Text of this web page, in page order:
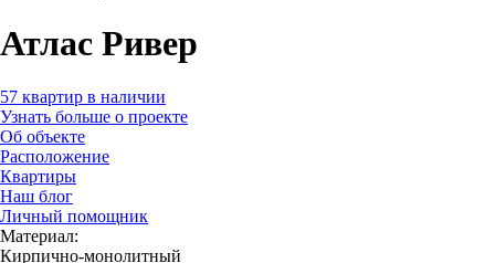
Атлас Ривер
57 квартир в наличии
Узнать больше о проекте
Об объекте
Расположение
Квартиры
Наш блог
Личный помощник
Материал:
Кирпично-монолитный